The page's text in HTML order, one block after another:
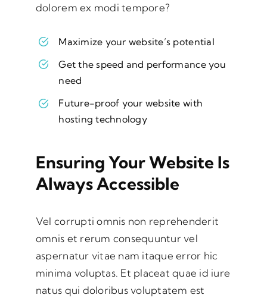
dolorem ex modi tempore?
Maximize your website’s potential
Get the speed and performance you
need
Future-proof your website with
hosting technology
Ensuring Your Website Is
Always Accessible
Vel corrupti omnis non reprehenderit
omnis et rerum consequuntur vel
aspernatur vitae nam itaque error hic
minima voluptas. Et placeat quae id iure
natus qui doloribus voluptatem est